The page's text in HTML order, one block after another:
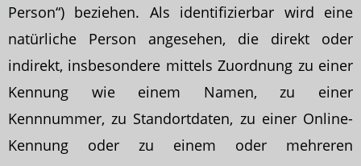
Person“) beziehen. Als identifizierbar wird eine
natürliche Person angesehen, die direkt oder
indirekt, insbesondere mittels Zuordnung zu einer
Kennung wie einem Namen, zu einer
Kennnummer, zu Standortdaten, zu einer Online-
Kennung oder zu einem oder mehreren